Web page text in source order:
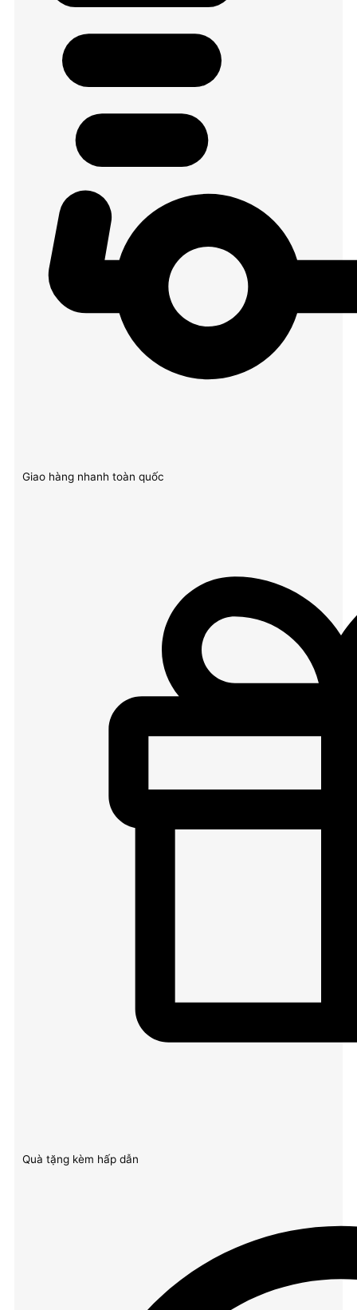
Giao hàng nhanh toàn quốc
Quà tặng kèm hấp dẫn